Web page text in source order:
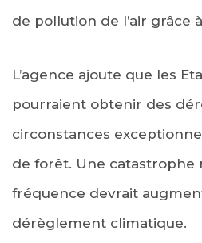
de pollution de l’air grâce
L’agence ajoute que les
pourraient obtenir des
circonstances
de forêt. Une catastrophe
fréquence devrait
dérèglement climatique.